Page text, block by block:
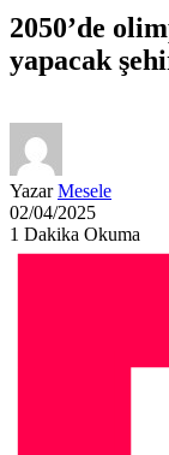
2050’de
yapacak
Yazar Mesele
02/04/2025
1 Dakika Okuma